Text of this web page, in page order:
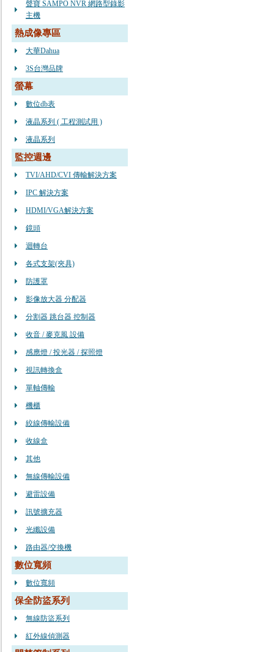
聲寶 SAMPO NVR 網路型錄影
主機
熱成像專區
大華Dahua
3S台灣品牌
螢幕
數位db表
液晶系列 ( 工程測試用 )
液晶系列
監控週邊
TVI/AHD/CVI 傳輸解決方案
IPC 解決方案
HDMI/VGA解決方案
鏡頭
迴轉台
各式支架(夾具)
防護罩
影像放大器 分配器
分割器 跳台器 控制器
收音 / 麥克風 設備
感應燈 / 投光器 / 探照燈
視訊轉換盒
單軸傳輸
機櫃
絞線傳輸設備
收線盒
其他
無線傳輸設備
避雷設備
訊號擴充器
光纖設備
路由器/交換機
數位寬頻
數位寬頻
保全防盜系列
無線防盜系列
紅外線偵測器